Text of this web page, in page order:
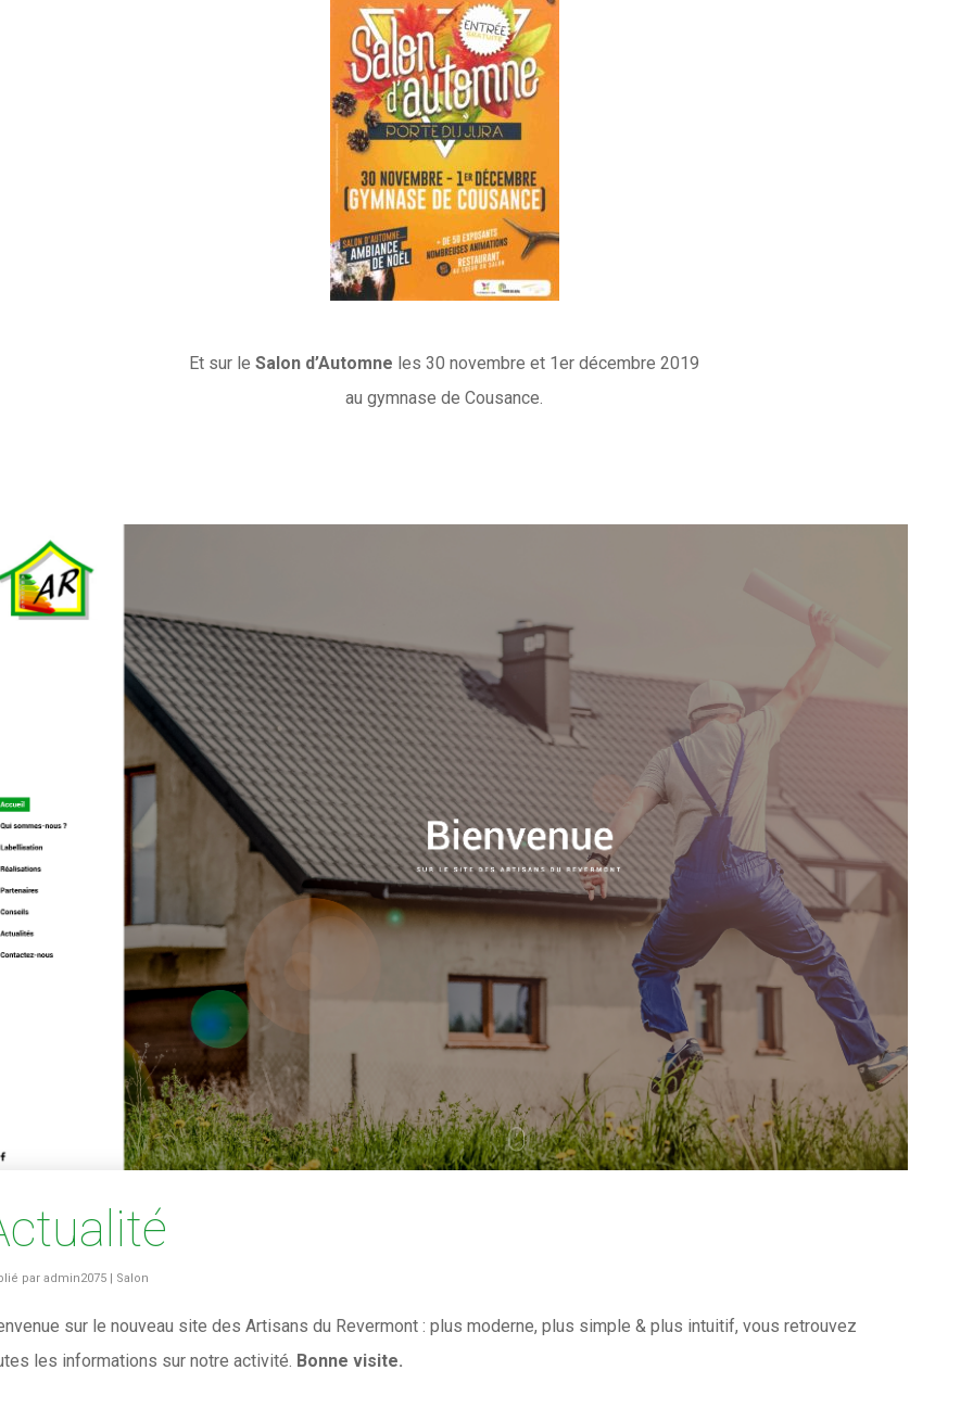
Et sur le Salon d’Automne les 30 novembre et 1er décembre 2019
au gymnase de Cousance.
par admin2075 Salon
sur le nouveau site des Artisans du Revermont : plus moderne, plus simple & plus intuitif, vous retrouvez
les informations sur notre activité. Bonne visite.